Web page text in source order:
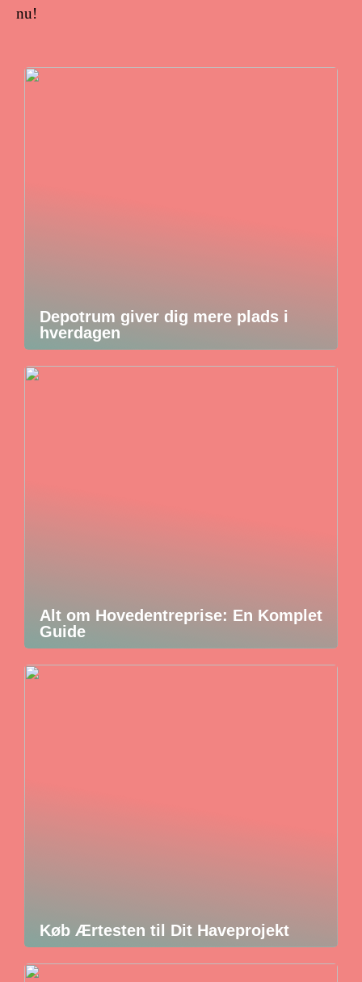
nu!
Depotrum giver dig mere plads i
hverdagen
Alt om Hovedentreprise: En Komplet
Guide
Køb Ærtesten til Dit Haveprojekt